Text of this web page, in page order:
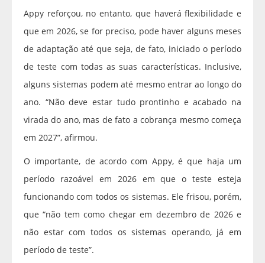
Appy reforçou, no entanto, que haverá flexibilidade e
que em 2026, se for preciso, pode haver alguns meses
de adaptação até que seja, de fato, iniciado o período
de teste com todas as suas características. Inclusive,
alguns sistemas podem até mesmo entrar ao longo do
ano. “Não deve estar tudo prontinho e acabado na
virada do ano, mas de fato a cobrança mesmo começa
em 2027”, afirmou.
O importante, de acordo com Appy, é que haja um
período razoável em 2026 em que o teste esteja
funcionando com todos os sistemas. Ele frisou, porém,
que “não tem como chegar em dezembro de 2026 e
não estar com todos os sistemas operando, já em
período de teste”.